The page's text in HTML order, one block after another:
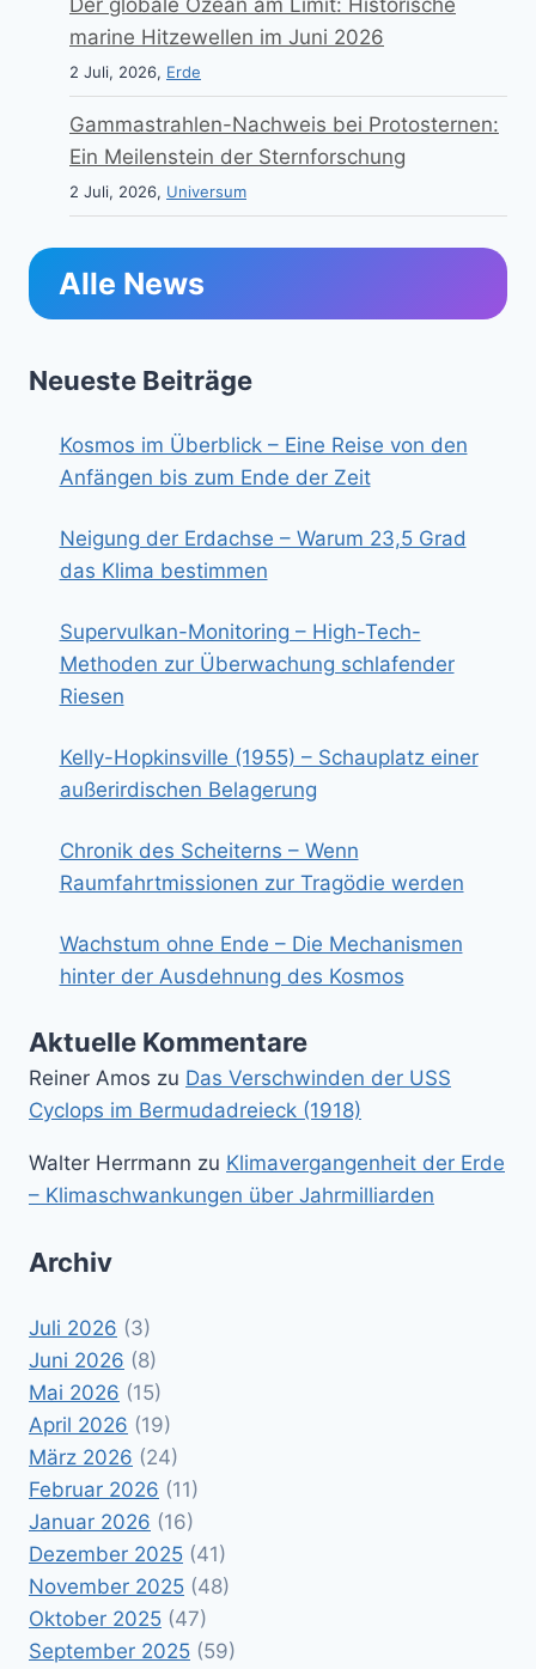
Der globale Ozean am Limit: Historische
marine Hitzewellen im Juni 2026
2 Juli, 2026, Erde
Gammastrahlen-Nachweis bei Protosternen:
Ein Meilenstein der Sternforschung
2 Juli, 2026, Universum
Alle News
Neueste Beiträge
Kosmos im Überblick – Eine Reise von den
Anfängen bis zum Ende der Zeit
Neigung der Erdachse – Warum 23,5 Grad
das Klima bestimmen
Supervulkan-Monitoring – High-Tech-
Methoden zur Überwachung schlafender
Riesen
Kelly-Hopkinsville (1955) – Schauplatz einer
außerirdischen Belagerung
Chronik des Scheiterns – Wenn
Raumfahrtmissionen zur Tragödie werden
Wachstum ohne Ende – Die Mechanismen
hinter der Ausdehnung des Kosmos
Aktuelle Kommentare
Reiner Amos zu Das Verschwinden der USS
Cyclops im Bermudadreieck (1918)
Walter Herrmann zu Klimavergangenheit der Erde
– Klimaschwankungen über Jahrmilliarden
Archiv
Juli 2026 (3)
Juni 2026 (8)
Mai 2026 (15)
April 2026 (19)
März 2026 (24)
Februar 2026 (11)
Januar 2026 (16)
Dezember 2025 (41)
November 2025 (48)
Oktober 2025 (47)
September 2025 (59)